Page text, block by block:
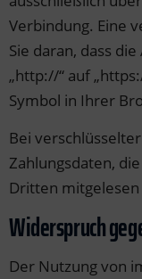
Verbindung. Eine
Sie daran, dass
„http://“ auf
Symbol in Ihrer
Bei
Zahlungsdaten,
Dritten
Widerspruch
Der Nutzung von